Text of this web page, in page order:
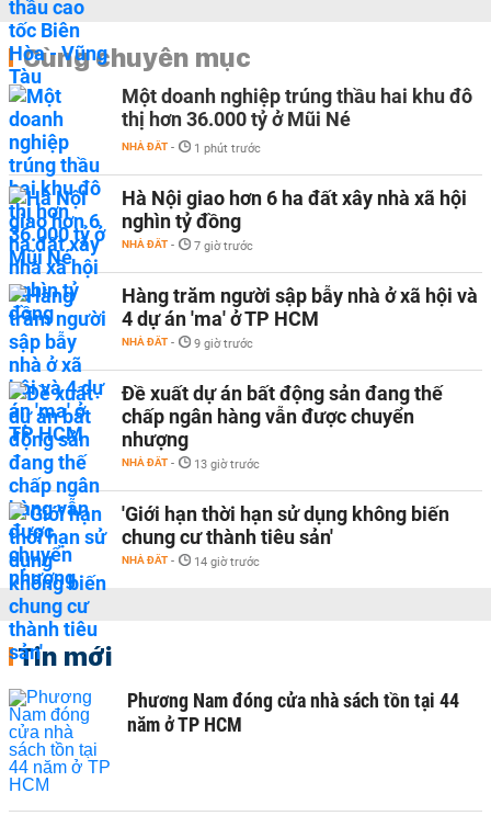
Cùng chuyên mục
Một doanh nghiệp trúng thầu hai khu đô
thị hơn 36.000 tỷ ở Mũi Né
NHÀ ĐẤT - 1 phút trước
Hà Nội giao hơn 6 ha đất xây nhà xã hội
nghìn tỷ đồng
NHÀ ĐẤT - 7 giờ trước
Hàng trăm người sập bẫy nhà ở xã hội và
4 dự án 'ma' ở TP HCM
NHÀ ĐẤT - 9 giờ trước
Đề xuất dự án bất động sản đang thế
chấp ngân hàng vẫn được chuyển
nhượng
NHÀ ĐẤT - 13 giờ trước
'Giới hạn thời hạn sử dụng không biến
chung cư thành tiêu sản'
NHÀ ĐẤT - 14 giờ trước
Tin mới
Phương Nam đóng cửa nhà sách tồn tại 44
năm ở TP HCM